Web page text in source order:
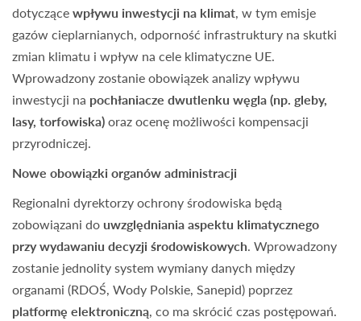
dotyczącewpływu inwestycji na klimat, w tym emisje
gazów cieplarnianych, odporność infrastruktury na skutki
zmian klimatu i wpływ na cele klimatyczne UE.
Wprowadzony zostanie obowiązek analizy wpływu
inwestycji na pochłaniacze dwutlenku węgla (np. gleby,
lasy, torfowiska)oraz ocenę możliwości kompensacji
przyrodniczej.
Nowe obowiązki organów administracji
Regionalni dyrektorzy ochrony środowiska będą
zobowiązani do uwzględniania aspektu klimatycznego
przy wydawaniu decyzji środowiskowych. Wprowadzony
zostanie jednolity system wymiany danych między
organami (RDOŚ, Wody Polskie, Sanepid) poprzez
platformę elektroniczną, co ma skrócić czas postępowań.